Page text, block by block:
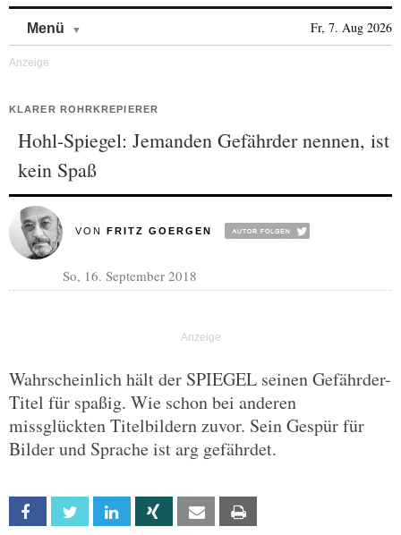
Menü Fr, 7. Aug 2026
KLARER ROHRKREPIERER
Hohl-Spiegel: Jemanden Gefährder nennen, ist
kein Spaß
VON FRITZ GOERGEN
So, 16. September 2018
Wahrscheinlich hält der SPIEGEL seinen Gefährder-
Titel für spaßig. Wie schon bei anderen
missglückten Titelbildern zuvor. Sein Gespür für
Bilder und Sprache ist arg gefährdet.
Facebook Twitter Linkedin Xing Email